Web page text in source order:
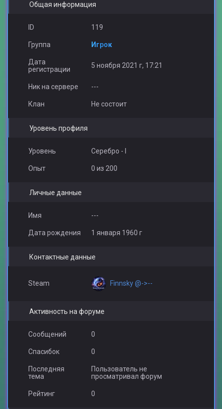
Общая информация
ID 119
Группа Игрок
Дата
регистрации
5 ноября 2021 г, 17:21
Ник на сервере ---
Клан Не состоит
Уровень профиля
Уровень Серебро - I
Опыт 0 из 200
Личные данные
Имя ---
Дата рождения 1 января 1960 г
Контактные данные
Steam Finnsky @->--
Активность на форуме
Сообщений 0
Спасибок 0
Последняя
тема
Пользователь не
просматривал форум
Рейтинг 0